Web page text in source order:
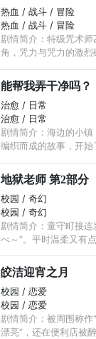
热血 / 战斗 / 冒险
热血 / 战斗 / 冒险
剧情简介：特级咒术
角，咒力与咒力的激烈
能帮我弄干净吗？
治愈 / 日常
治愈 / 日常
剧情简介：海边的小
编织而成的故事，开始
地狱老师 第2部分
校园 / 奇幻
校园 / 奇幻
剧情简介：童守町接
べ～”。平时温柔又有
皎洁迎宵之月
校园 / 恋爱
校园 / 恋爱
剧情简介：被周围称
漂亮”，还在便利店被